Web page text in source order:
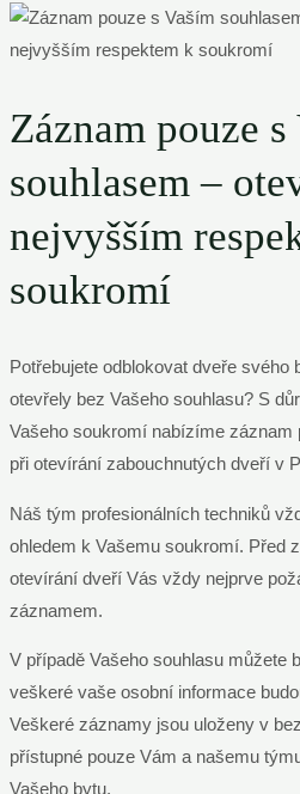
Záznam pouze s
souhlasem –
nejvyšším
soukromí
Potřebujete odblokovat dveře svého
otevřely bez Vašeho souhlasu? S
Vašeho soukromí nabízíme záznam
při otevírání zabouchnutých dveří v
Náš tým profesionálních techniků
ohledem k Vašemu soukromí. Před
otevírání dveří Vás vždy nejprve
záznamem.
V případě Vašeho souhlasu můžete
veškeré vaše osobní informace
Veškeré záznamy jsou uloženy v
přístupné pouze Vám a našemu
Vašeho bytu.